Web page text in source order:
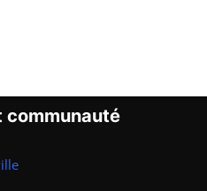
communauté